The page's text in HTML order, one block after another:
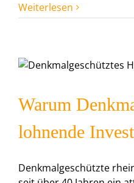
Weiterlesen
Warum
lohnende
Denkmalgeschützte